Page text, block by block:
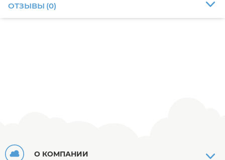
ОТЗЫВЫ (0)
О КОМПАНИИ